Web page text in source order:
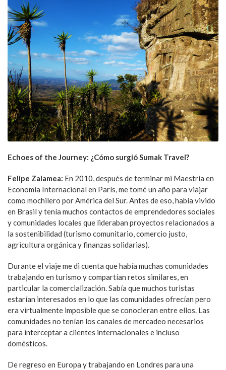
Echoes of the Journey: ¿Cómo surgió Sumak Travel?
Felipe Zalamea: En 2010, después de terminar mi Maestría en
Economía Internacional en París, me tomé un año para viajar
como mochilero por América del Sur. Antes de eso, había vivido
en Brasil y tenía muchos contactos de emprendedores sociales
y comunidades locales que lideraban proyectos relacionados a
la sostenibilidad (turismo comunitario, comercio justo,
agricultura orgánica y finanzas solidarias).
Durante el viaje me di cuenta que había muchas comunidades
trabajando en turismo y compartían retos similares, en
particular la comercialización. Sabía que muchos turistas
estarían interesados en lo que las comunidades ofrecían pero
era virtualmente imposible que se conocieran entre ellos. Las
comunidades no tenían los canales de mercadeo necesarios
para interceptar a clientes internacionales e incluso
domésticos.
De regreso en Europa y trabajando en Londres para una